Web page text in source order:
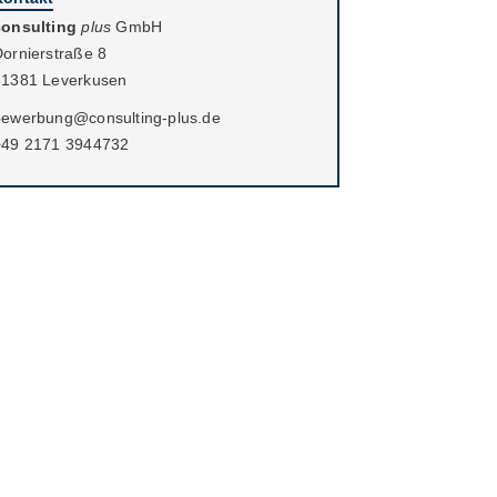
plus GmbH
8
Leverkusen
plus.de
2171 3944732